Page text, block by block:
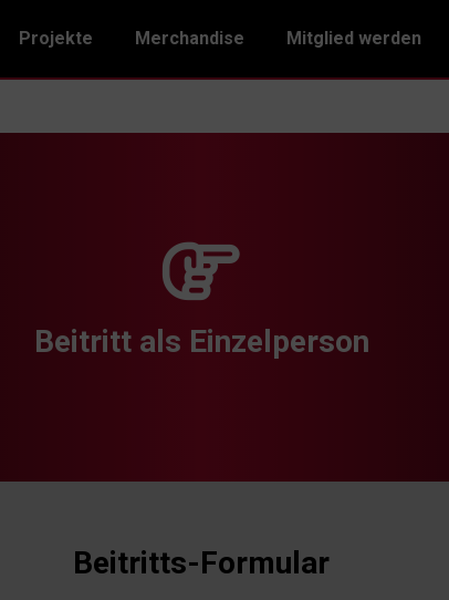
Projekte Merchandise Mitglied werden
Beitritt als Einzelperson
Beitritts-Formular